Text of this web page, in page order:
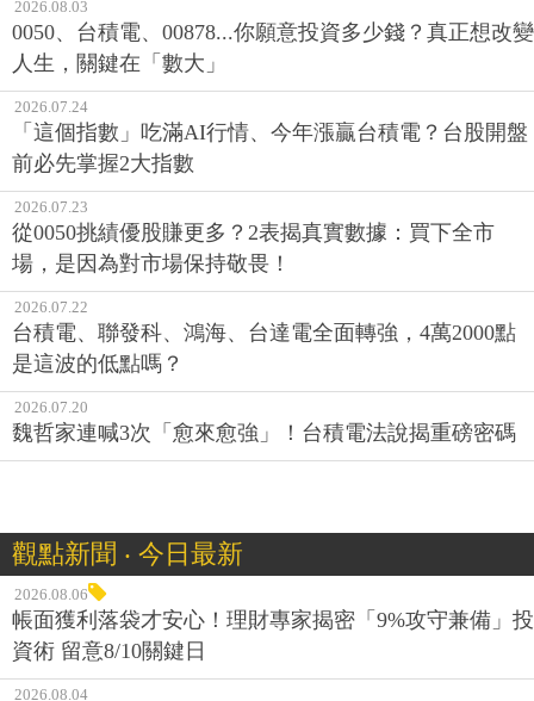
2026.08.03
0050、台積電、00878...你願意投資多少錢？真正想改變
人生，關鍵在「數大」
2026.07.24
「這個指數」吃滿AI行情、今年漲贏台積電？台股開盤
前必先掌握2大指數
2026.07.23
從0050挑績優股賺更多？2表揭真實數據：買下全市
場，是因為對市場保持敬畏！
2026.07.22
台積電、聯發科、鴻海、台達電全面轉強，4萬2000點
是這波的低點嗎？
2026.07.20
魏哲家連喊3次「愈來愈強」！台積電法說揭重磅密碼
觀點新聞 ‧ 今日最新
2026.08.06
帳面獲利落袋才安心！理財專家揭密「9%攻守兼備」投
資術 留意8/10關鍵日
2026.08.04